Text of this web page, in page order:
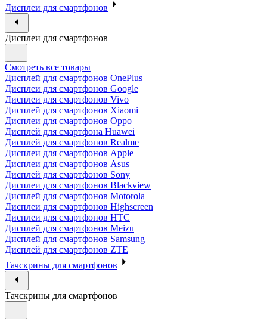
Дисплеи для смартфонов
Дисплеи для смартфонов
Смотреть все товары
Дисплей для смартфонов OnePlus
Дисплеи для смартфонов Google
Дисплеи для смартфонов Vivo
Дисплей для смартфонов Xiaomi
Дисплеи для смартфонов Oppo
Дисплей для смартфона Huawei
Дисплей для смартфонов Realme
Дисплеи для смартфонов Apple
Дисплеи для смартфонов Asus
Дисплей для смартфонов Sony
Дисплеи для смартфонов Blackview
Дисплей для смартфонов Motorola
Дисплеи для смартфонов Highscreen
Дисплеи для смартфонов HTC
Дисплей для смартфонов Meizu
Дисплей для смартфонов Samsung
Дисплей для смартфонов ZTE
Тачскрины для смартфонов
Тачскрины для смартфонов